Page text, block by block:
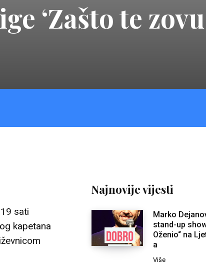
‘Zašto te zovu
sati
kapetana
Najnovije vijesti
Marko
stand-up
Oženio“ na
a
Više